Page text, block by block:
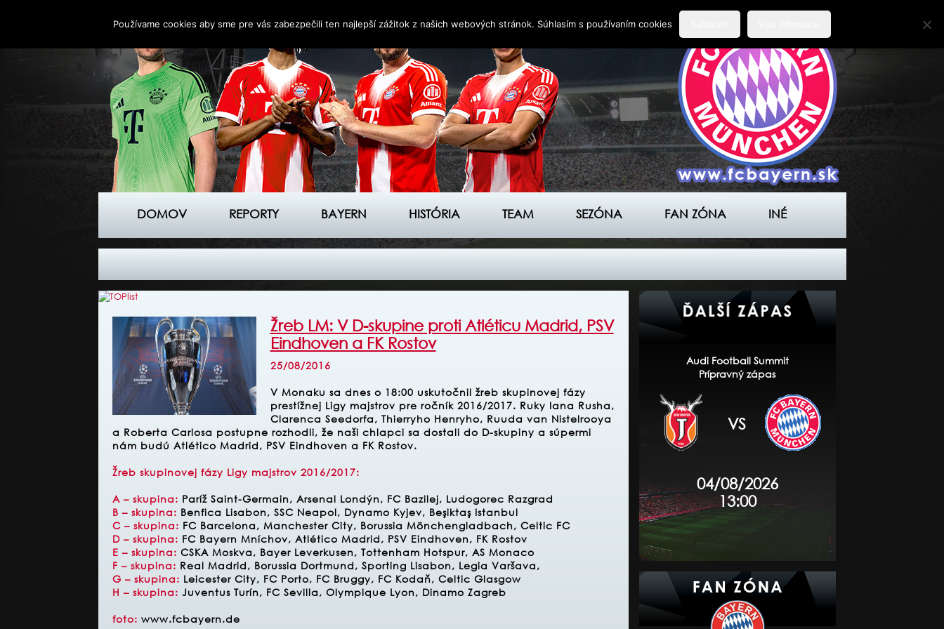
DOMOV REPORTY BAYERN HISTÓRIA TEAM SEZÓNA FAN ZÓNA INÉ
Žreb LM: V D-skupine proti Atléticu Madrid, PSV
Eindhoven a FK Rostov
25/08/2016
V Monaku sa dnes o 18:00 uskutočnil žreb skupinovej fázy
prestížnej Ligy majstrov pre ročník 2016/2017. Ruky Iana Rusha,
Clarenca Seedorfa, Thierryho Henryho, Ruuda van Nistelrooya
a Roberta Carlosa postupne rozhodli, že naši chlapci sa dostali do D-skupiny a súpermi
nám budú Atlético Madrid, PSV Eindhoven a FK Rostov.
Žreb skupinovej fázy Ligy majstrov 2016/2017:
A – skupina: Paríž Saint-Germain, Arsenal Londýn, FC Bazilej, Ludogorec Razgrad
B – skupina: Benfica Lisabon, SSC Neapol, Dynamo Kyjev, Beşiktaş Istanbul
C – skupina: FC Barcelona, Manchester City, Borussia Mönchengladbach, Celtic FC
D – skupina: FC Bayern Mníchov, Atlético Madrid, PSV Eindhoven, FK Rostov
E – skupina: CSKA Moskva, Bayer Leverkusen, Tottenham Hotspur, AS Monaco
F – skupina: Real Madrid, Borussia Dortmund, Sporting Lisabon, Legia Varšava,
G – skupina: Leicester City, FC Porto, FC Bruggy, FC Kodaň, Celtic Glasgow
H – skupina: Juventus Turín, FC Sevilla, Olympique Lyon, Dinamo Zagreb
foto: www.fcbayern.de
Audi Football Summit
Prípravný zápas
VS
04/08/2026
13:00
Používame cookies aby sme pre vás zabezpečili ten najlepší zážitok z našich webových stránok. Súhlasím s používaním cookies